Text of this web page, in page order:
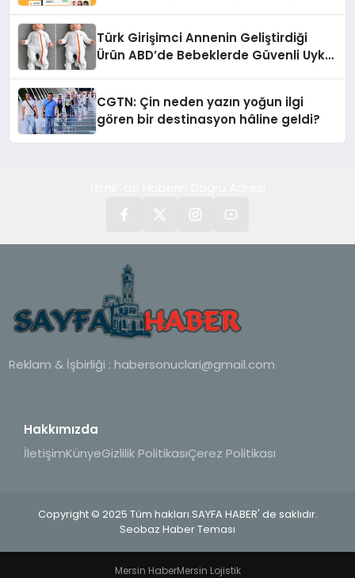
Türk Girişimci Annenin Geliştirdiği
Ürün ABD’de Bebeklerde Güvenli Uyku
CGTN: Çin neden yazın yoğun ilgi
gören bir destinasyon hâline geldi?
Reklam & İşbirliği : habersonuclari@gmail.com
Hakkımızda
İletişimKünyeGizlilik PolitikasıÇerez Politikası
Copyright © 2025 Tüm hakları SAYFA HABER' de saklıdır.
Seobaz Haber Teması
Mersin HaberMersin Lojistik